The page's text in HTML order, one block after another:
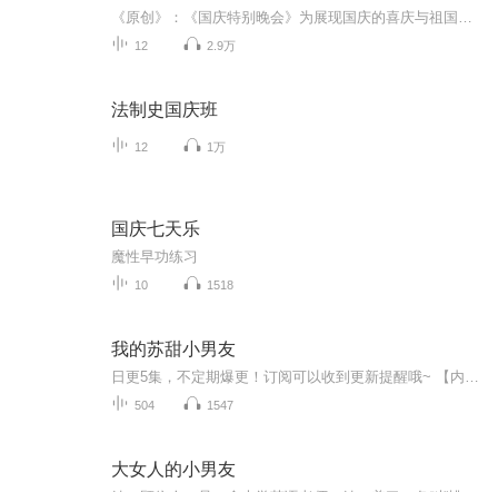
12 2.9万
法制史国庆班
12 1万
国庆七天乐
魔性早功练习
10 1518
我的苏甜小男友
504 1547
大女人的小男友